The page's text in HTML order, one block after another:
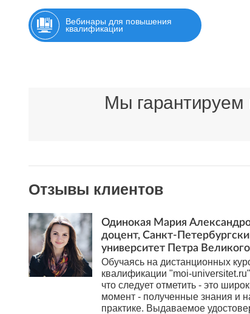
Вебинары для повышения
квалификации
Мы гарантируем
Отзывы клиентов
Одинокая Мария
доцент, Санкт-
университет Петра
Обучаясь на дистанционных
квалификации "moi-
что следует отметить - это
момент - полученные знания и
практике. Выдаваемое